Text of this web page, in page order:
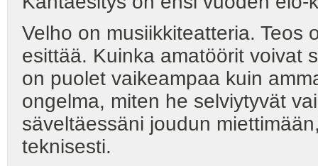
Velho on musiikkiteatteria. Teos
esittää. Kuinka amatöörit voivat
on puolet vaikeampaa kuin
ongelma, miten he selviytyvät
säveltäessäni joudun
teknisesti.